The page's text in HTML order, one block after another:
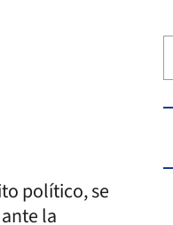
político, se
la